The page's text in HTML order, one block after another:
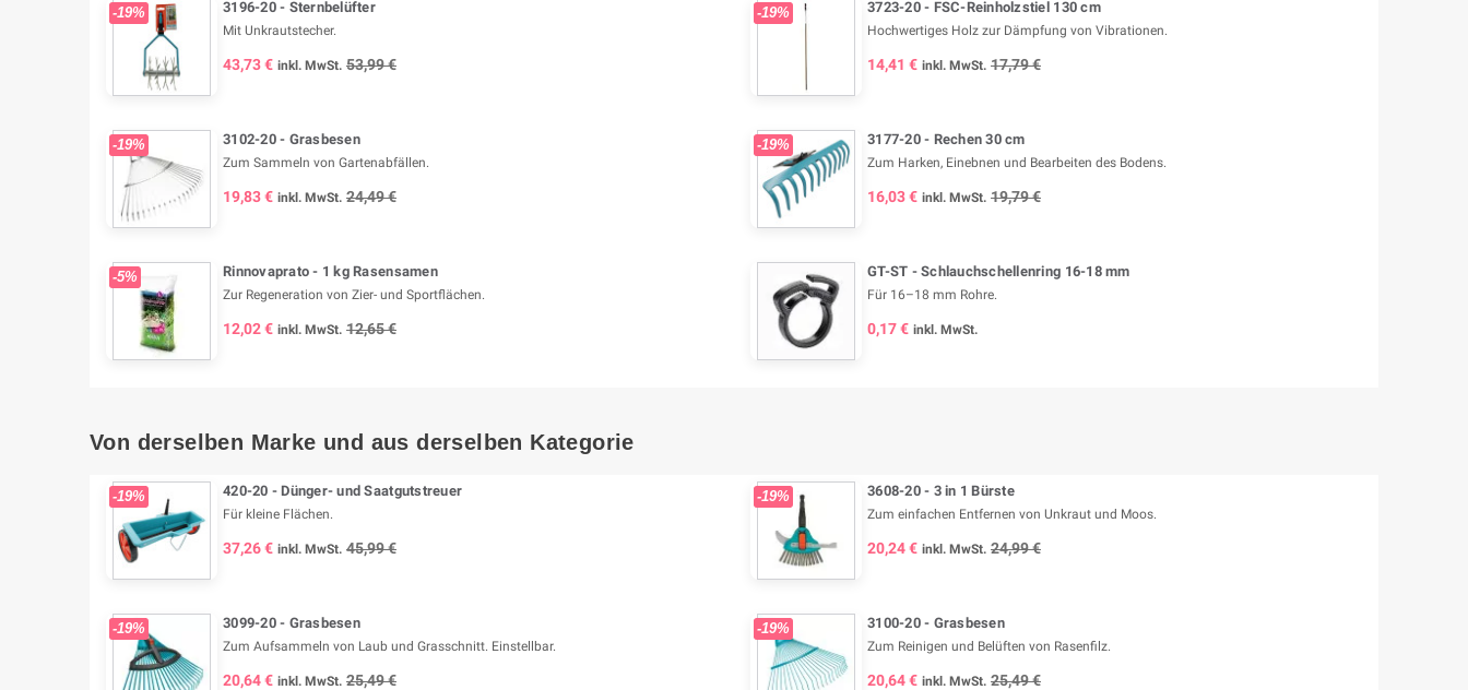
-19% 3196-20 - Sternbelüfter
Mit Unkrautstecher.
43,73 € inkl. MwSt. 53,99 €
-19% 3723-20 - FSC-Reinholzstiel 130 cm
Hochwertiges Holz zur Dämpfung von Vibrationen.
14,41 € inkl. MwSt. 17,79 €
-19% 3102-20 - Grasbesen
Zum Sammeln von Gartenabfällen.
19,83 € inkl. MwSt. 24,49 €
-19% 3177-20 - Rechen 30 cm
Zum Harken, Einebnen und Bearbeiten des Bodens.
16,03 € inkl. MwSt. 19,79 €
-5% Rinnovaprato - 1 kg Rasensamen
Zur Regeneration von Zier- und Sportflächen.
12,02 € inkl. MwSt. 12,65 €
GT-ST - Schlauchschellenring 16-18 mm
Für 16–18 mm Rohre.
0,17 € inkl. MwSt.
Von derselben Marke und aus derselben Kategorie
-19% 420-20 - Dünger- und Saatgutstreuer
Für kleine Flächen.
37,26 € inkl. MwSt. 45,99 €
-19% 3608-20 - 3 in 1 Bürste
Zum einfachen Entfernen von Unkraut und Moos.
20,24 € inkl. MwSt. 24,99 €
-19% 3099-20 - Grasbesen
Zum Aufsammeln von Laub und Grasschnitt. Einstellbar.
20,64 € inkl. MwSt. 25,49 €
-19% 3100-20 - Grasbesen
Zum Reinigen und Belüften von Rasenfilz.
20,64 € inkl. MwSt. 25,49 €